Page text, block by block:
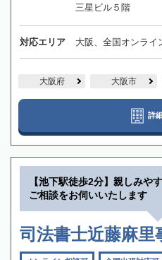
三星ビル５階
対応エリア 大阪、全国オンライ
大阪府 大阪市
詳
【池下駅徒歩2分】親しみや
ご相談をお伺いいたします
司法書士近藤麻里